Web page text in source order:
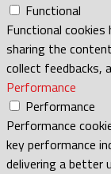
Functional
Functional
sharing the
collect feedbacks,
Performance
Performance
Performance
key performance
delivering a better